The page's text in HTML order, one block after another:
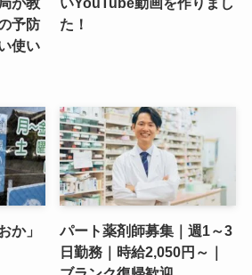
予防
使い
た！
か」
パート薬剤師募集｜週1～3
日勤務｜時給2,050円～｜